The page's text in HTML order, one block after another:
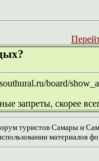
board/
запреты, скорее
туристов Самары и
материалов